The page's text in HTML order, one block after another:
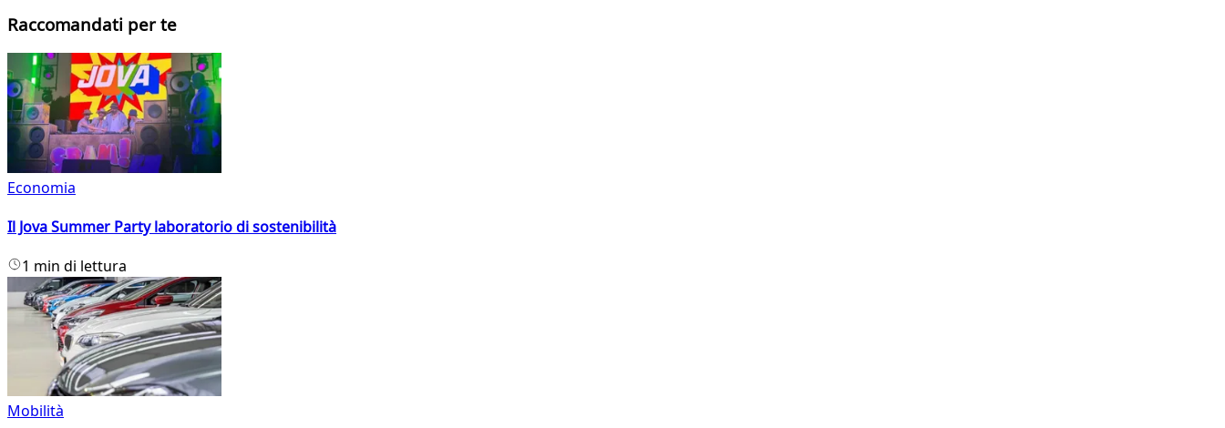
Raccomandati per te
Economia
Il Jova Summer Party laboratorio di sostenibilità
1 min di lettura
Mobilità